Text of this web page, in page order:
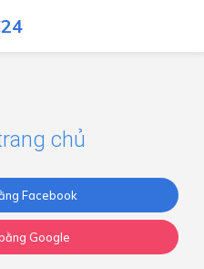
chủ
Facebook
Google